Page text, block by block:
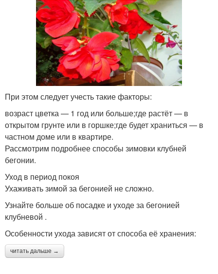
При этом следует учесть такие факторы:
возраст цветка — 1 год или больше;где растёт — в
открытом грунте или в горшке;где будет храниться — в
частном доме или в квартире.
Рассмотрим подробнее способы зимовки клубней
бегонии.
Уход в период покоя
Ухаживать зимой за бегонией не сложно.
Узнайте больше об посадке и уходе за бегонией
клубневой .
Особенности ухода зависят от способа её хранения:
читать дальше →